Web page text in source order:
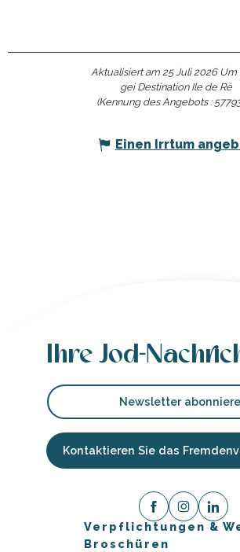
Aktualisiert am 25 Juli 2026 Um
gei Destination Ile de Ré
(Kennung des Angebots :
Einen Irrtum
Ihre Jod-
Newsletter
Kontaktieren Sie das
Verpflichtungen &
Broschüren